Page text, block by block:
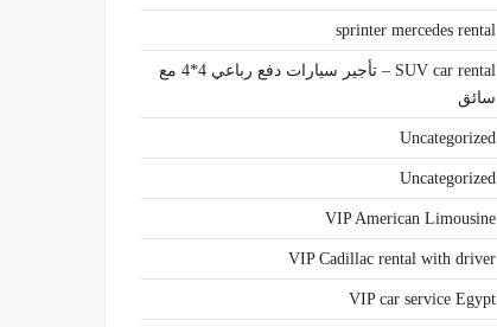
sprinter mercedes rental
SUV car rental – تأجير سيارات دفع رباعي 4*4 مع
سائق
Uncategorized
Uncategorized
VIP American Limousine
VIP Cadillac rental with driver
VIP car service Egypt